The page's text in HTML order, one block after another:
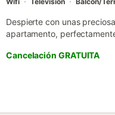
Despierte con unas
apartamento,
descubrir la isla. El
salón, una cocina
ducha y un balcón privado
relajarse después de un
velocidad gratuito y
Cancelación GRATUITA